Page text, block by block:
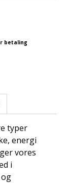
betaling
typer
energi
vores
i